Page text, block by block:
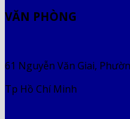
VĂN PHÒNG
61 Nguyễn Văn Giai,
Tp Hồ Chí Minh